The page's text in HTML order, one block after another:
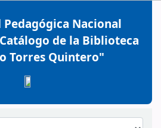
Nacional
de la Biblioteca
Torres Quintero"